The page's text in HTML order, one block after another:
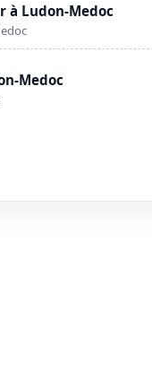
à Ludon-Medoc
Medoc